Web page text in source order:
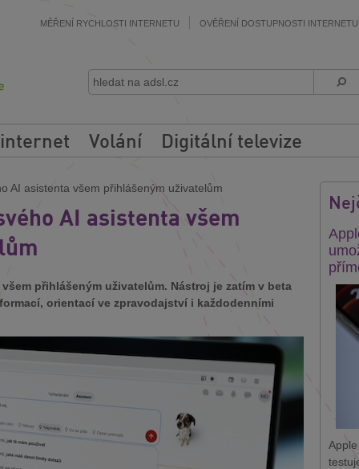
MĚŘENÍ RYCHLOSTI INTERNETU OVĚŘENÍ DOSTUPNOSTI INTERNETU
Volání Digitální televize
AI asistenta všem přihlášeným uživatelům
AI asistenta všem
přihlášeným uživatelům. Nástroj je zatím v beta
orientací ve zpravodajství i každodenními